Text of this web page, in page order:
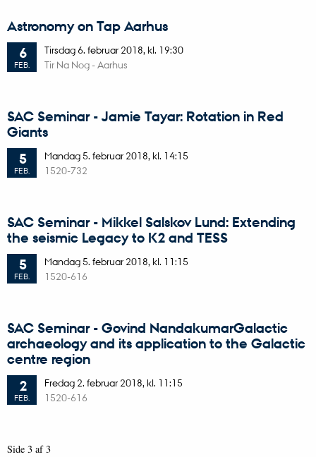
Astronomy on Tap Aarhus
6
FEB.
Tirsdag 6. februar 2018, kl. 19:30
Tir Na Nog - Aarhus
SAC Seminar - Jamie Tayar: Rotation in Red
Giants
5
FEB.
Mandag 5. februar 2018, kl. 14:15
1520-732
SAC Seminar - Mikkel Salskov Lund: Extending
the seismic Legacy to K2 and TESS
5
FEB.
Mandag 5. februar 2018, kl. 11:15
1520-616
SAC Seminar - Govind NandakumarGalactic
archaeology and its application to the Galactic
centre region
2
FEB.
Fredag 2. februar 2018, kl. 11:15
1520-616
Side 3 af 3